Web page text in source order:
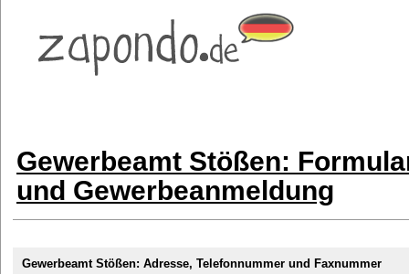
Gewerbeamt Stößen:
und Gewerbeanmeldung
Gewerbeamt Stößen: Adresse, Telefonnummer und Faxnummer